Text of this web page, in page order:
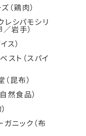
（鶏肉）
シパモシリ
／岩手）
ス）
スト（スパイ
昆布）
然食品）
ニック（布